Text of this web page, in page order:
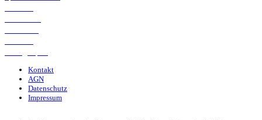
Kontakt
AGN
Datenschutz
Impressum